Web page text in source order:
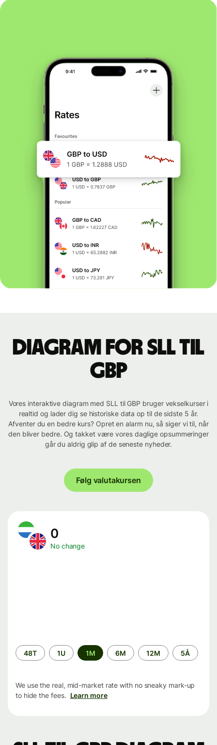
Diagram for SLL til
GBP
Vores interaktive diagram med SLL til GBP bruger vekselkurser i
realtid og lader dig se historiske data op til de sidste 5 år.
Afventer du en bedre kurs? Opret en alarm nu, så siger vi til, når
den bliver bedre. Og takket være vores daglige opsummeringer
går du aldrig glip af de seneste nyheder.
Følg valutakursen
0
No change
Time
period
48T 1U 1M 6M 12M 5Å
We use the real, mid-market rate with no sneaky mark-up
to hide the fees. Learn more